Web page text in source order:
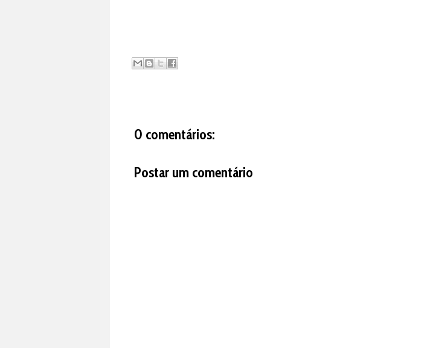
0 comentários:
Postar um comentário